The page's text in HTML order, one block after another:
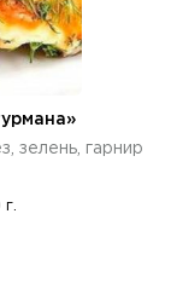
зелень, гарнир